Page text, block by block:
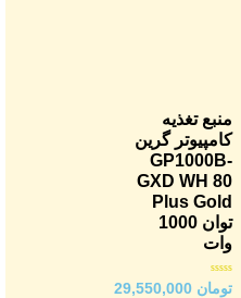
منبع تغذیه
کامپیوتر گرین
GP1000B-
GXD WH 80
Plus Gold
توان 1000
وات
امتیاز
تومان29,550,000